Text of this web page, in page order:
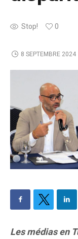
Stop! 0
8 SEPTEMBRE 2024
Les médias en